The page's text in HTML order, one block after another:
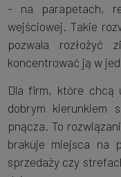
- na parapetach,
wejściowej. Takie
pozwala rozłożyć
koncentrować ją w
Dla firm, które chcą
dobrym kierunkiem
pnącza. To
brakuje miejsca na
sprzedaży czy